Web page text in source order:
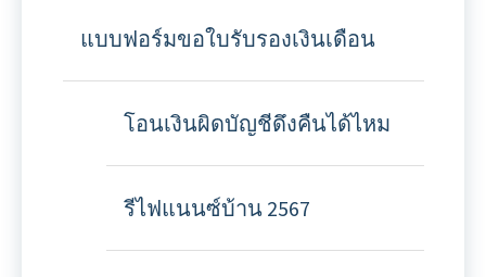
แบบฟอร์มขอใบรับรองเงินเดือน
โอนเงินผิดบัญชีดึงคืนได้ไหม
รีไฟแนนซ์บ้าน 2567